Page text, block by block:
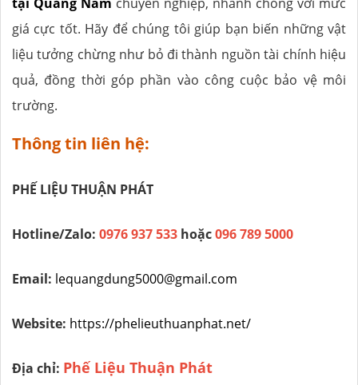
giá cực tốt. Hãy để chúng tôi giúp bạn biến những vật
liệu tưởng chừng như bỏ đi thành nguồn tài chính hiệu
quả, đồng thời góp phần vào công cuộc bảo vệ môi
trường.
Thông tin liên hệ:
PHẾ LIỆU THUẬN PHÁT
Hotline/Zalo: 0976 937 533 hoặc096 789 5000
Email: lequangdung5000@gmail.com
Website: https://phelieuthuanphat.net/
Địa chỉ: Phế Liệu Thuận Phát